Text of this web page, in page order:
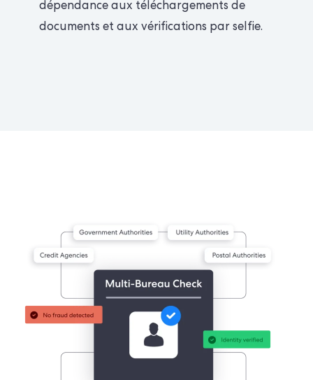
dépendance aux téléchargements de
documents et aux vérifications par selfie.